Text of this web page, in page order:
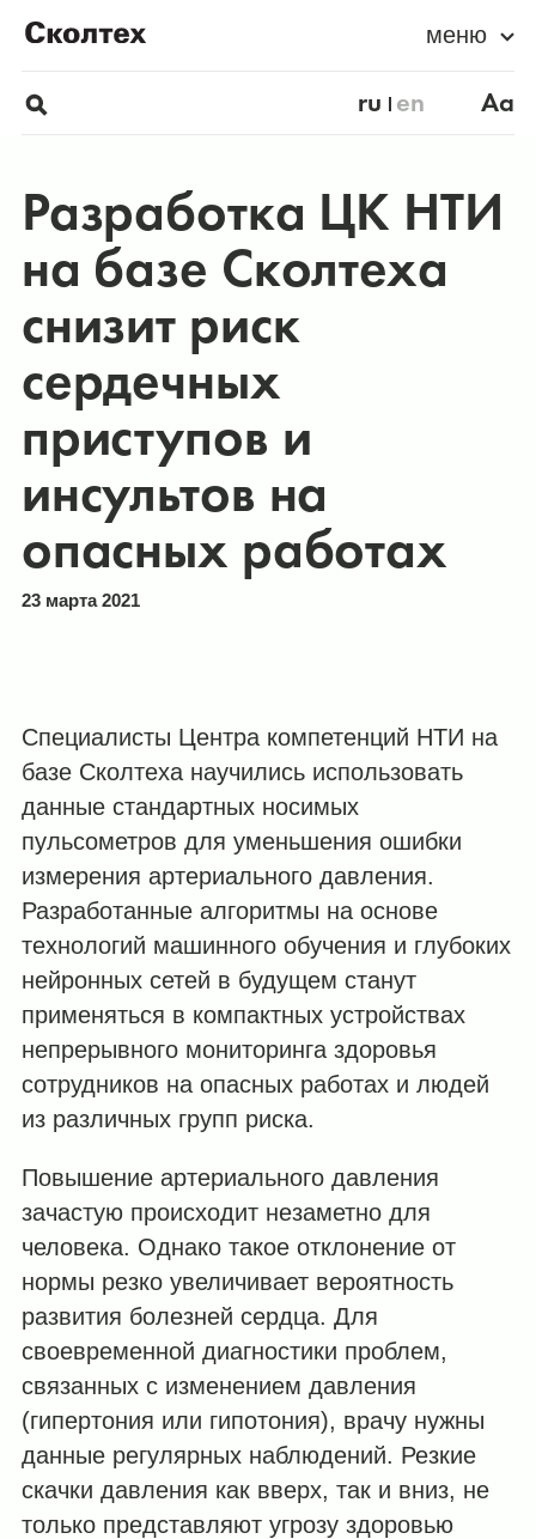
меню
ru en Aa
Разработка ЦК НТИ
на базе Сколтеха
снизит риск
сердечных
приступов и
инсультов на
опасных работах
23 марта 2021
Специалисты Центра компетенций НТИ на
базе Сколтеха научились использовать
данные стандартных носимых
пульсометров для уменьшения ошибки
измерения артериального давления.
Разработанные алгоритмы на основе
технологий машинного обучения и глубоких
нейронных сетей в будущем станут
применяться в компактных устройствах
непрерывного мониторинга здоровья
сотрудников на опасных работах и людей
из различных групп риска.
Повышение артериального давления
зачастую происходит незаметно для
человека. Однако такое отклонение от
нормы резко увеличивает вероятность
развития болезней сердца. Для
своевременной диагностики проблем,
связанных с изменением давления
(гипертония или гипотония), врачу нужны
данные регулярных наблюдений. Резкие
скачки давления как вверх, так и вниз, не
только представляют угрозу здоровью